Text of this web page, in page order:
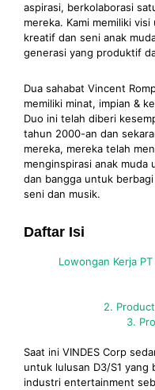
aspirasi, berkolaborasi
mereka. Kami memiliki
kreatif dan seni anak
generasi yang produktif
Dua sahabat Vincent
memiliki minat, impian &
Duo ini telah diberi
tahun 2000-an dan
mereka, mereka telah
menginspirasi anak muda
dan bangga untuk
seni dan musik.
Daftar Isi
Lowongan Kerja
2.
3.
Saat ini VINDES Corp
untuk lulusan D3/S1 yang
industri entertainment